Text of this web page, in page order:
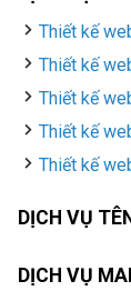
Thiết kế
Thiết kế
Thiết kế
Thiết kế
Thiết kế
DỊCH VỤ
DỊCH VỤ